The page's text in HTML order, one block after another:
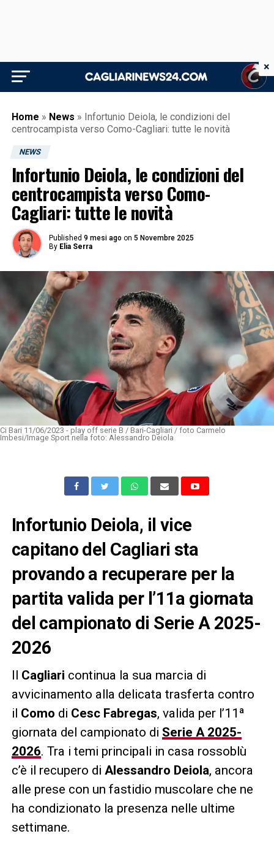
Home » News » Infortunio Deiola, le condizioni del
centrocampista verso Como-Cagliari: tutte le novità
NEWS
Infortunio Deiola, le condizioni del
centrocampista verso Como-
Cagliari: tutte le novità
Published 9 mesi ago on 5 Novembre 2025
By Elia Serra
Ci Bari 11/06/2023 - play off serie B / Bari-Cagliari / foto Carmelo
Imbesi/Image Sport nella foto: Alessandro Deiola
Infortunio Deiola, il vice
capitano del Cagliari sta
provando a recuperare per la
partita valida per l’11a giornata
del campionato di Serie A 2025-
2026
Il Cagliari continua la sua marcia di
avvicinamento alla delicata trasferta contro
il Como di Cesc Fabregas, valida per l’11ª
giornata del campionato di Serie A 2025-
2026. Tra i temi principali in casa rossoblù
c’è il recupero di Alessandro Deiola, ancora
alle prese con un fastidio muscolare che ne
ha condizionato la presenza nelle ultime
settimane.
×